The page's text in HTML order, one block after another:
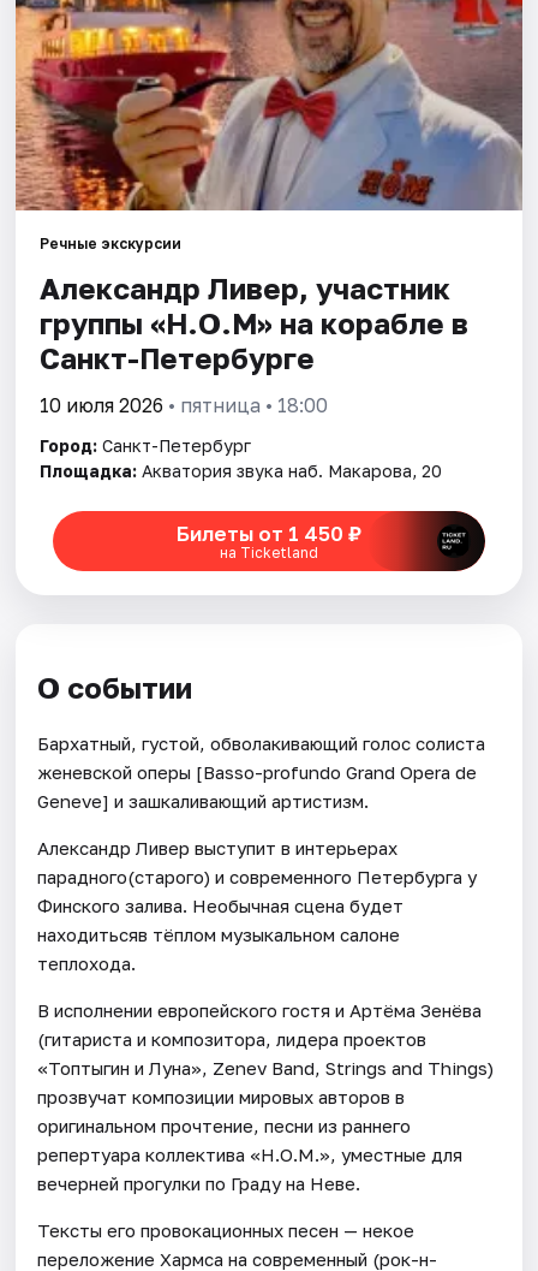
Города
Площадки
Артисты
Речные экскурсии
Александр Ливер, участник
группы «Н.О.М» на корабле в
Санкт-Петербурге
10 июля 2026 • пятница • 18:00
Город: Санкт-Петербург
Площадка: Акватория звука наб. Макарова, 20
Билеты от 1 450 ₽
на Ticketland
О событии
Бархатный, густой, обволакивающий голос солиста
женевской оперы [Basso-profundo Grand Opera de
Geneve] и зашкаливающий артистизм.
Александр Ливер выступит в интерьерах
парадного(старого) и современного Петербурга у
Финского залива. Необычная сцена будет
находитьсяв тёплом музыкальном салоне
теплохода.
В исполнении европейского гостя и Артёма Зенёва
(гитариста и композитора, лидера проектов
«Топтыгин и Луна», Zenev Band, Strings and Things)
прозвучат композиции мировых авторов в
оригинальном прочтение, песни из раннего
репертуара коллектива «Н.О.М.», уместные для
вечерней прогулки по Граду на Неве.
Тексты его провокационных песен — некое
переложение Хармса на современный (рок-н-